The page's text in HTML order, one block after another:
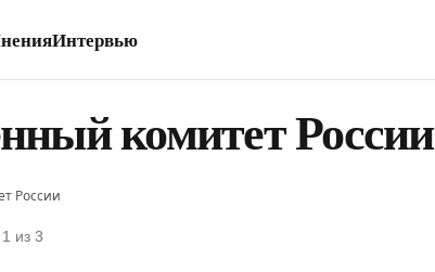
Интервью
комитет России
России
из 3